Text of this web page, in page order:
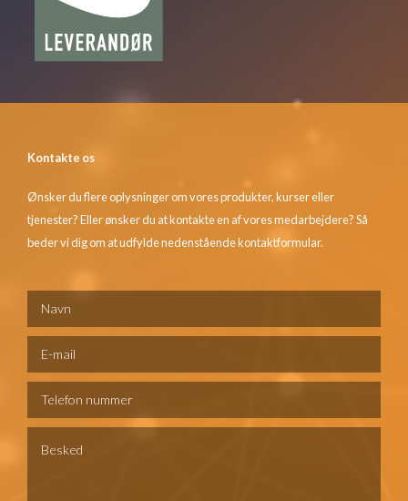
Kontakte os
Ønsker du flere oplysninger om vores produkter, kurser eller
tjenester? Eller ønsker du at kontakte en af vores medarbejdere? Så
beder vi dig om at udfylde nedenstående kontaktformular.